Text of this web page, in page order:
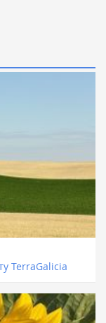
TerraGalicia